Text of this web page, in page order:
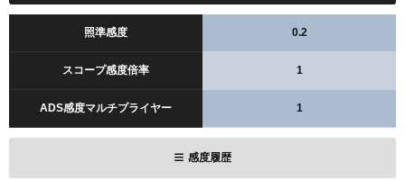
照準感度 0.2
スコープ感度倍率 1
ADS感度マルチプライヤー 1
感度履歴